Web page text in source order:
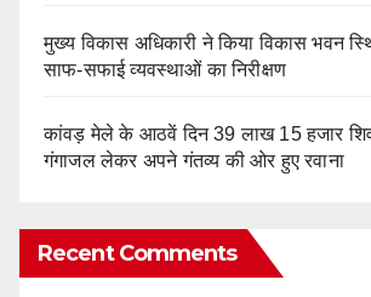
मुख्य विकास अधिकारी ने किया विकास भवन
साफ-सफाई व्यवस्थाओं का निरीक्षण
कांवड़ मेले के आठवें दिन 39 लाख 15 हजार
गंगाजल लेकर अपने गंतव्य की ओर हुए रवाना
Recent Comments